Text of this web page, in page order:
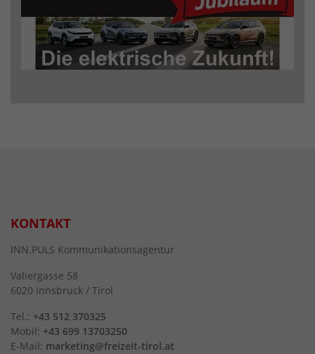
KONTAKT
INN.PULS Kommunikationsagentur
Valiergasse 58
6020 Innsbruck / Tirol
Tel.: +43 512 370325
Mobil: +43 699 13703250
E-Mail: marketing@freizeit-tirol.at